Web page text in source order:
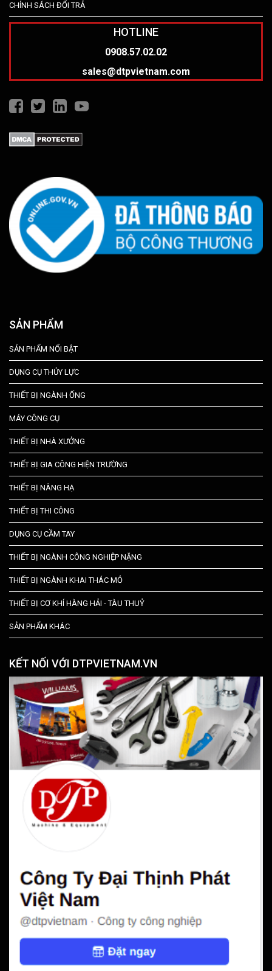
CHÍNH SÁCH ĐỔI TRẢ
HOTLINE
0908.57.02.02
sales@dtpvietnam.com
SẢN PHẨM
SẢN PHẨM NỔI BẬT
DỤNG CỤ THỦY LỰC
THIẾT BỊ NGÀNH ỐNG
MÁY CÔNG CỤ
THIẾT BỊ NHÀ XƯỞNG
THIẾT BỊ GIA CÔNG HIỆN TRƯỜNG
THIẾT BỊ NÂNG HẠ
THIẾT BỊ THI CÔNG
DỤNG CỤ CẦM TAY
THIẾT BỊ NGÀNH CÔNG NGHIỆP NẶNG
THIẾT BỊ NGÀNH KHAI THÁC MỎ
THIẾT BỊ CƠ KHÍ HÀNG HẢI - TÀU THUỶ
SẢN PHẨM KHÁC
KẾT NỐI VỚI DTPVIETNAM.VN